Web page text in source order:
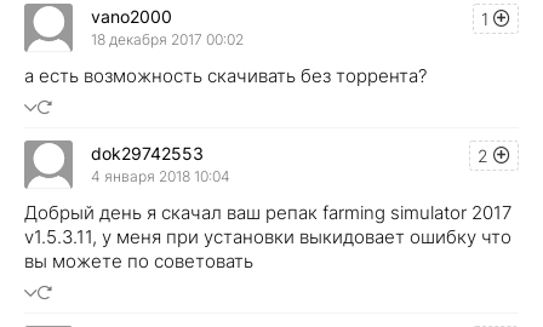
1
vano2000
18 декабря 2017 00:02
а есть возможность скачивать без торрента?
2
dok29742553
4 января 2018 10:04
Добрый день я скачал ваш репак farming simulator 2017
v1.5.3.11, у меня при установки выкидовает ошибку что
вы можете по советовать